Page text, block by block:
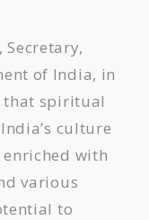
, Secretary,
of India, in
that spiritual
culture
with
various
to